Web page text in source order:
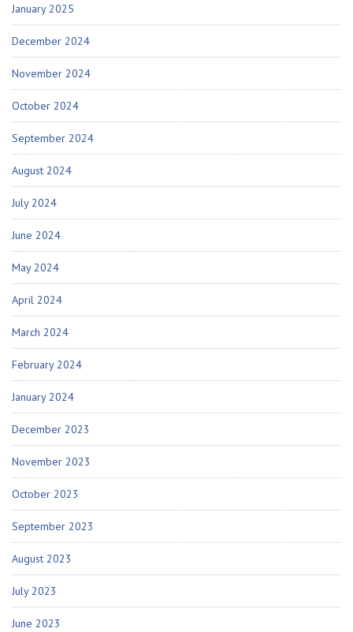
January 2025
December 2024
November 2024
October 2024
September 2024
August 2024
July 2024
June 2024
May 2024
April 2024
March 2024
February 2024
January 2024
December 2023
November 2023
October 2023
September 2023
August 2023
July 2023
June 2023